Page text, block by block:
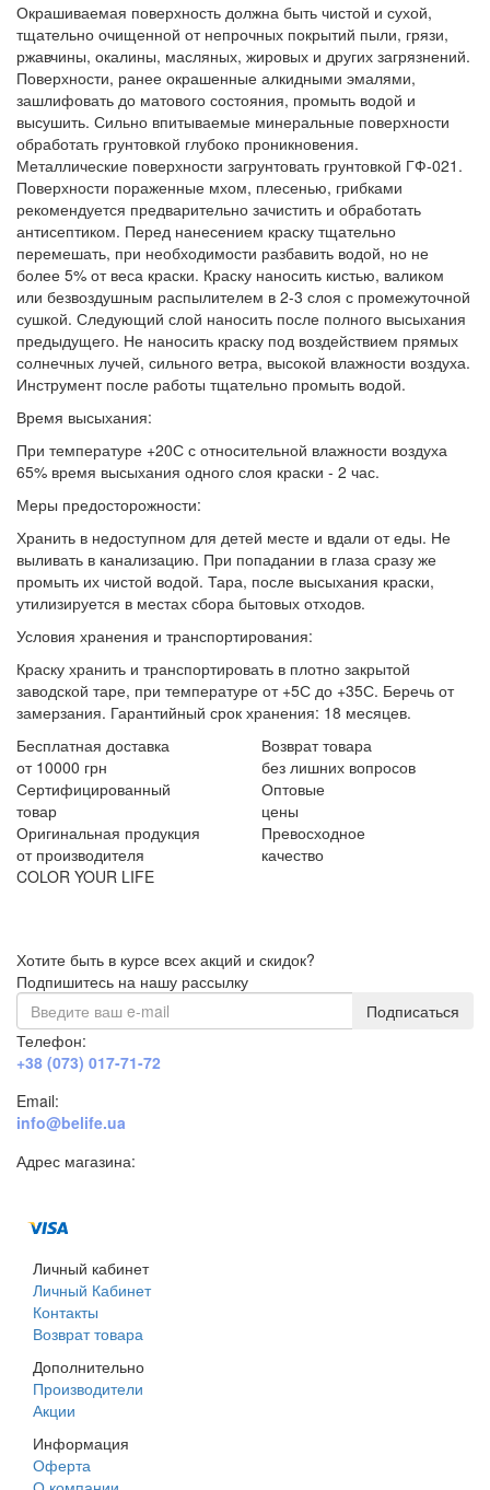
Окрашиваемая поверхность должна быть чистой и сухой,
тщательно очищенной от непрочных покрытий пыли, грязи,
ржавчины, окалины, масляных, жировых и других загрязнений.
Поверхности, ранее окрашенные алкидными эмалями,
зашлифовать до матового состояния, промыть водой и
высушить. Сильно впитываемые минеральные поверхности
обработать грунтовкой глубоко проникновения.
Металлические поверхности загрунтовать грунтовкой ГФ-021.
Поверхности пораженные мхом, плесенью, грибками
рекомендуется предварительно зачистить и обработать
антисептиком. Перед нанесением краску тщательно
перемешать, при необходимости разбавить водой, но не
более 5% от веса краски. Краску наносить кистью, валиком
или безвоздушным распылителем в 2-3 слоя с промежуточной
сушкой. Следующий слой наносить после полного высыхания
предыдущего. Не наносить краску под воздействием прямых
солнечных лучей, сильного ветра, высокой влажности воздуха.
Инструмент после работы тщательно промыть водой.
Время высыхания:
При температуре +20С с относительной влажности воздуха
65% время высыхания одного слоя краски - 2 час.
Меры предосторожности:
Хранить в недоступном для детей месте и вдали от еды. Не
выливать в канализацию. При попадании в глаза сразу же
промыть их чистой водой. Тара, после высыхания краски,
утилизируется в местах сбора бытовых отходов.
Условия хранения и транспортирования:
Краску хранить и транспортировать в плотно закрытой
заводской таре, при температуре от +5С до +35С. Беречь от
замерзания. Гарантийный срок хранения: 18 месяцев.
Бесплатная доставка
от 10000 грн
Возврат товара
без лишних вопросов
Сертифицированный
товар
Оптовые
цены
Оригинальная продукция
от производителя
Превосходное
качество
COLOR YOUR LIFE
Хотите быть в курсе всех акций и скидок?
Подпишитесь на нашу рассылку
Подписаться
Телефон:
+38 (073) 017-71-72
Email:
info@belife.ua
Адрес магазина:
Личный кабинет
Личный Кабинет
Контакты
Возврат товара
Дополнительно
Производители
Акции
Информация
Оферта